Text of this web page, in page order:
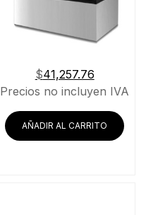
$41,257.76
Precios no incluyen IVA
AÑADIR AL CARRITO